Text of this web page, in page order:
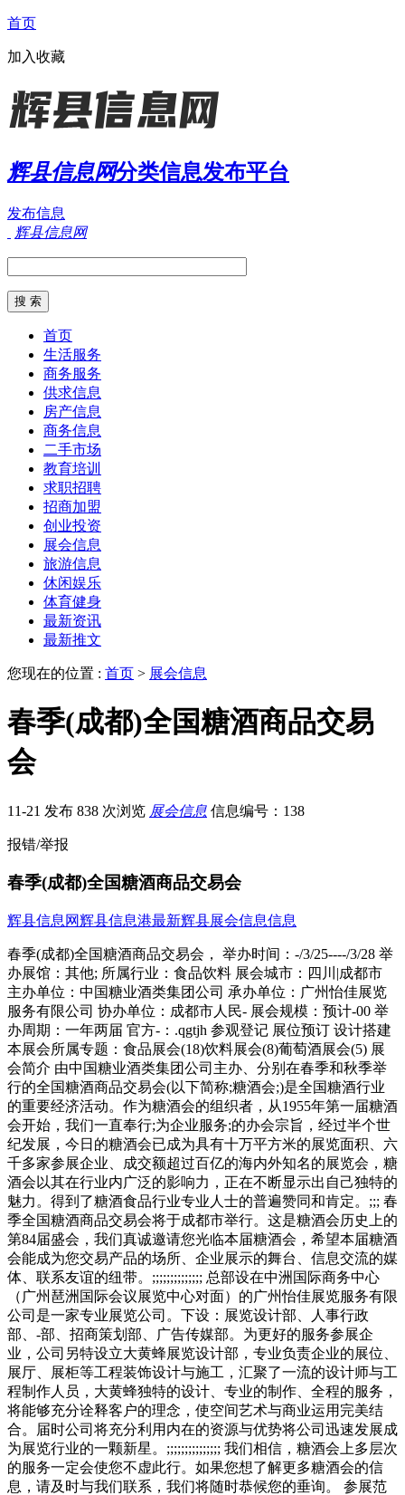
首页
加入收藏
辉县信息网分类信息发布平台
发布信息
辉县信息网
首页
生活服务
商务服务
供求信息
房产信息
商务信息
二手市场
教育培训
求职招聘
招商加盟
创业投资
展会信息
旅游信息
休闲娱乐
体育健身
最新资讯
最新推文
您现在的位置 : 首页 > 展会信息
春季(成都)全国糖酒商品交易
会
11-21 发布 838 次浏览 展会信息 信息编号：138
报错/举报
春季(成都)全国糖酒商品交易会
辉县信息网辉县信息港最新辉县展会信息信息
春季(成都)全国糖酒商品交易会， 举办时间：-/3/25----/3/28 举
办展馆：其他; 所属行业：食品饮料 展会城市：四川|成都市
主办单位：中国糖业酒类集团公司 承办单位：广州怡佳展览
服务有限公司 协办单位：成都市人民- 展会规模：预计-00 举
办周期：一年两届 官方-：.qgtjh 参观登记 展位预订 设计搭建
本展会所属专题：食品展会(18)饮料展会(8)葡萄酒展会(5) 展
会简介 由中国糖业酒类集团公司主办、分别在春季和秋季举
行的全国糖酒商品交易会(以下简称;糖酒会;)是全国糖酒行业
的重要经济活动。作为糖酒会的组织者，从1955年第一届糖酒
会开始，我们一直奉行;为企业服务;的办会宗旨，经过半个世
纪发展，今日的糖酒会已成为具有十万平方米的展览面积、六
千多家参展企业、成交额超过百亿的海内外知名的展览会，糖
酒会以其在行业内广泛的影响力，正在不断显示出自己独特的
魅力。得到了糖酒食品行业专业人士的普遍赞同和肯定。;;; 春
季全国糖酒商品交易会将于成都市举行。这是糖酒会历史上的
第84届盛会，我们真诚邀请您光临本届糖酒会，希望本届糖酒
会能成为您交易产品的场所、企业展示的舞台、信息交流的媒
体、联系友谊的纽带。;;;;;;;;;;;;;; 总部设在中洲国际商务中心
（广州琶洲国际会议展览中心对面）的广州怡佳展览服务有限
公司是一家专业展览公司。下设：展览设计部、人事行政
部、-部、招商策划部、广告传媒部。为更好的服务参展企
业，公司另特设立大黄蜂展览设计部，专业负责企业的展位、
展厅、展柜等工程装饰设计与施工，汇聚了一流的设计师与工
程制作人员，大黄蜂独特的设计、专业的制作、全程的服务，
将能够充分诠释客户的理念，使空间艺术与商业运用完美结
合。届时公司将充分利用内在的资源与优势将公司迅速发展成
为展览行业的一颗新星。;;;;;;;;;;;;;;; 我们相信，糖酒会上多层次
的服务一定会使您不虚此行。如果您想了解更多糖酒会的信
息，请及时与我们联系，我们将随时恭候您的垂询。 参展范